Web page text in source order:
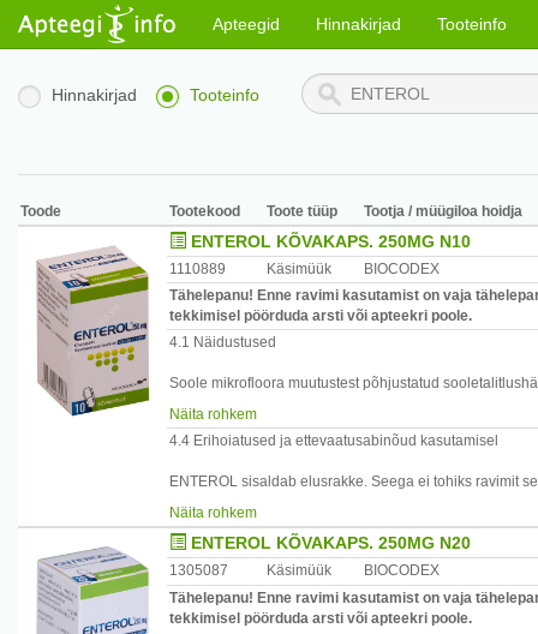
Apteegid Hinnakirjad Tooteinfo
Hinnakirjad Tooteinfo
Toode Tootekood Toote tüüp Tootja / müügiloa hoidja
ENTEROL KÕVAKAPS. 250MG N10
1110889 Käsimüük
BIOCODEX
Tähelepanu! Enne ravimi kasutamist on vaja
tekkimisel pöörduda arsti või apteekri poole.
4.1 Näidustused
Soole mikrofloora muutustest põhjustatud
Vankomütsiini või metronidasooli ravi korral täiendavalt
kõhulahtisuse retsidiivi vältimiseks.
Näita rohkem
4.4 Erihoiatused ja ettevaatusabinõud kasutamisel
ENTEROL sisaldab elusrakke. Seega ei tohiks ravimit
Ravi ei asenda kõhulahtisusega kaotatud
peaks vajalikuks osutuma. Asendatav vedelikukogus ja
vastavalt kõhulahtisuse ägedusele, vanusele ja
Näita rohkem
ENTEROL KÕVAKAPS. 250MG N20
1305087 Käsimüük
BIOCODEX
Tähelepanu! Enne ravimi kasutamist on vaja
tekkimisel pöörduda arsti või apteekri poole.